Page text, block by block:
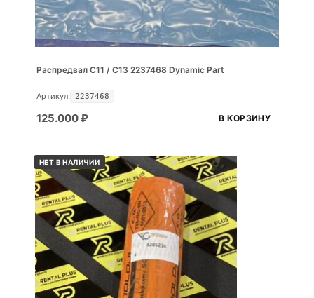
Распредвал С11 / С13 2237468 Dynamic Part
Артикул: 2237468
125.000₽ В КОРЗИНУ
НЕТ В НАЛИЧИИ